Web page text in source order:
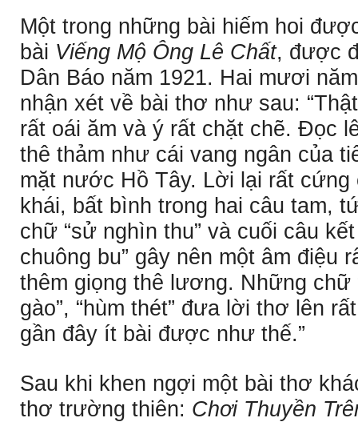
Một trong những bài hiếm hoi
bài Viếng Mộ Ông Lê Chất, được
Dân Báo năm 1921. Hai mươi
nhận xét về bài thơ như sau:
rất oái ăm và ý rất chặt chẽ. Ðọc
thê thảm như cái vang ngân của
mặt nước Hồ Tây. Lời lại rất cứng
khái, bất bình trong hai câu tam,
chữ “sử nghìn thu” và cuối câu
chuông bu” gây nên một âm điệu
thêm giọng thê lương. Những chữ
gào”, “hùm thét” đưa lời thơ lên
gần đây ít bài được như thế.”
Sau khi khen ngợi một bài thơ
thơ trường thiên: Chơi Thuyền